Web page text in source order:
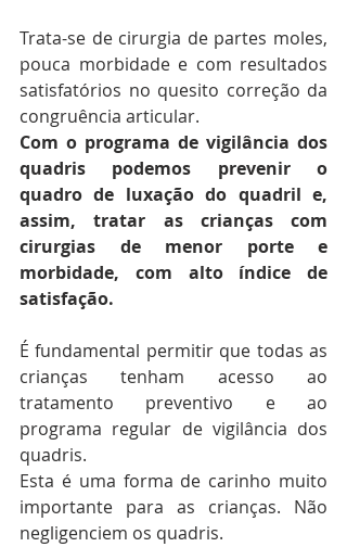
Trata-se de cirurgia de partes moles,
pouca morbidade e com resultados
satisfatórios no quesito correção da
congruência articular.
Com o programa de vigilância dos
quadris podemos prevenir o
quadro de luxação do quadril e,
assim, tratar as crianças com
cirurgias de menor porte e
morbidade, com alto índice de
satisfação.
É fundamental permitir que todas as
crianças tenham acesso ao
tratamento preventivo e ao
programa regular de vigilância dos
quadris.
Esta é uma forma de carinho muito
importante para as crianças. Não
negligenciem os quadris.